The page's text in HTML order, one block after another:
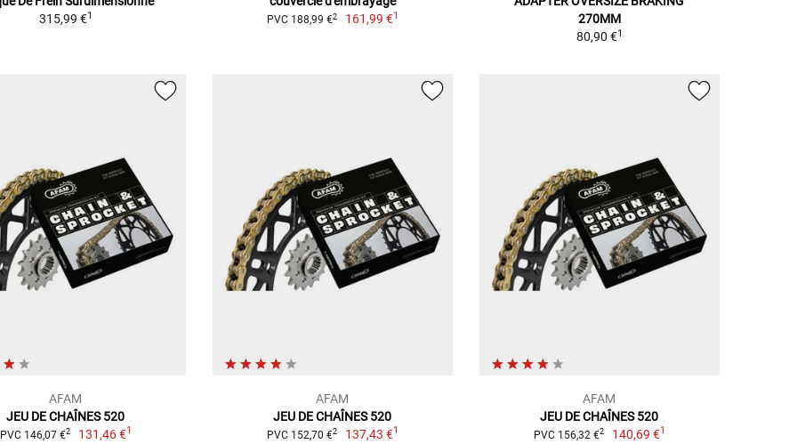
315,99 €1 PVC 188,99 €2 161,99 €1
270MM
80,90 €1
AFAM
JEU DE CHAÎNES 520
PVC 146,07 €2 131,46 €1
AFAM
JEU DE CHAÎNES 520
PVC 152,70 €2 137,43 €1
AFAM
JEU DE CHAÎNES 520
PVC 156,32 €2 140,69 €1